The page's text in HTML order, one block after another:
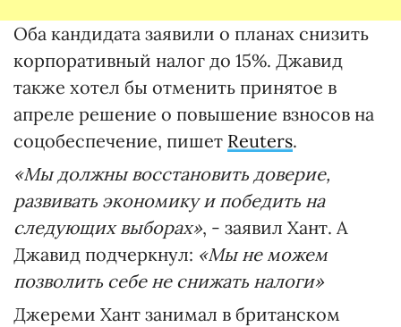
Оба кандидата заявили о планах снизить
корпоративный налог до 15%. Джавид
также хотел бы отменить принятое в
апреле решение о повышение взносов на
соцобеспечение, пишет Reuters.
«Мы должны восстановить доверие,
развивать экономику и победить на
следующих выборах», - заявил Хант. А
Джавид подчеркнул: «Мы не можем
позволить себе не снижать налоги»
Джереми Хант занимал в британском